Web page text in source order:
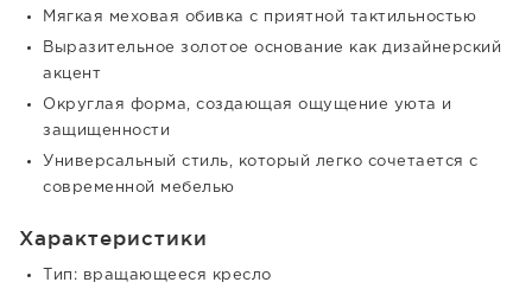
Мягкая меховая обивка с приятной тактильностью
Выразительное золотое основание как дизайнерский
акцент
Округлая форма, создающая ощущение уюта и
защищенности
Универсальный стиль, который легко сочетается с
современной мебелью
Характеристики
Тип: вращающееся кресло